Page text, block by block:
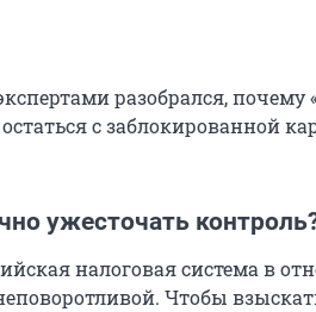
разобрался, почему
с заблокированной
ужесточать
налоговая система в
Чтобы